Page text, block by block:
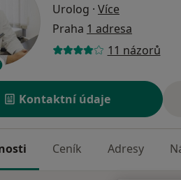
Urolog · Více
Praha 1 adresa
11 názorů
Kontaktní údaje
Ceník Adresy